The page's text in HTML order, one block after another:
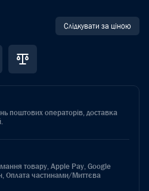
Слідкувати за ціною
поштових операторів, доставка
товару, Apple Pay, Google
Оплата частинами/Миттєва